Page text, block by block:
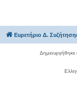
Ευρετήριο Δ.
Δημιουργήθηκε